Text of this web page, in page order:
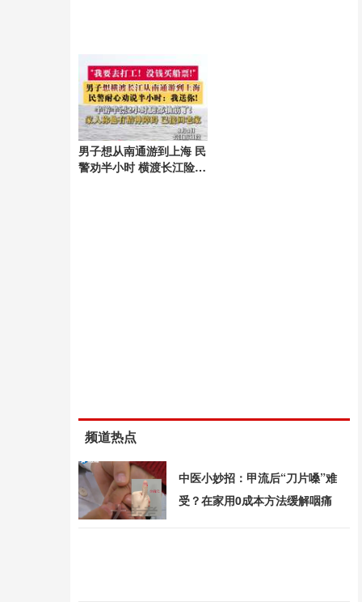
男子想从南通游到上海 民
警劝半小时 横渡长江险象
频道热点
中医小妙招：甲流后“刀片嗓”难
受？在家用0成本方法缓解咽痛